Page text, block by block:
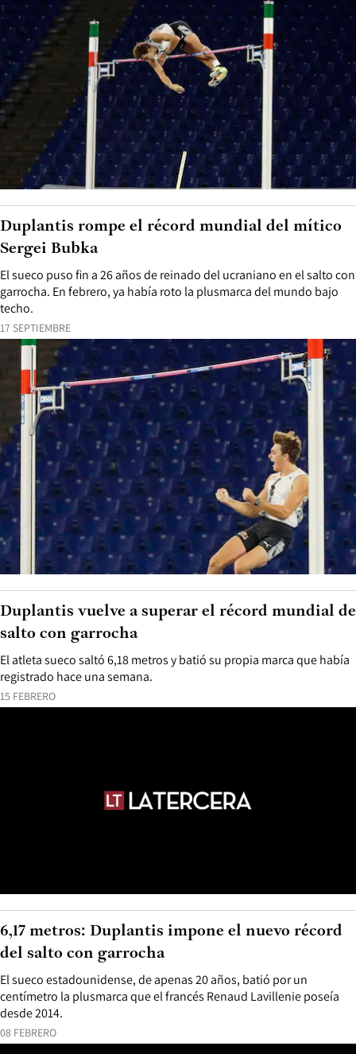
17 SEPTIEMBRE
El sueco puso fin a 26 años de reinado del ucraniano en el salto con
garrocha. En febrero, ya había roto la plusmarca del mundo bajo
techo.
Duplantis rompe el récord mundial del mítico
Sergei Bubka
15 FEBRERO
El atleta sueco saltó 6,18 metros y batió su propia marca que había
registrado hace una semana.
Duplantis vuelve a superar el récord mundial de
salto con garrocha
08 FEBRERO
El sueco estadounidense, de apenas 20 años, batió por un
centímetro la plusmarca que el francés Renaud Lavillenie poseía
desde 2014.
6,17 metros: Duplantis impone el nuevo récord
del salto con garrocha